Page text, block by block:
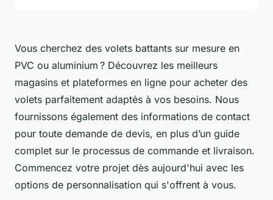
Vous cherchez des volets battants sur mesure en
PVC ou aluminium ? Découvrez les meilleurs
magasins et plateformes en ligne pour acheter des
volets parfaitement adaptés à vos besoins. Nous
fournissons également des informations de contact
pour toute demande de devis, en plus d’un guide
complet sur le processus de commande et livraison.
Commencez votre projet dès aujourd'hui avec les
options de personnalisation qui s'offrent à vous.